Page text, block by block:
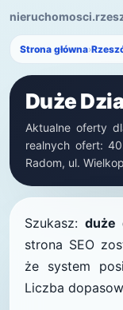
Strona główna›
Duże
Aktualne oferty
realnych ofert:
Radom, ul.
Szukasz: duże
strona SEO
że system
Liczba